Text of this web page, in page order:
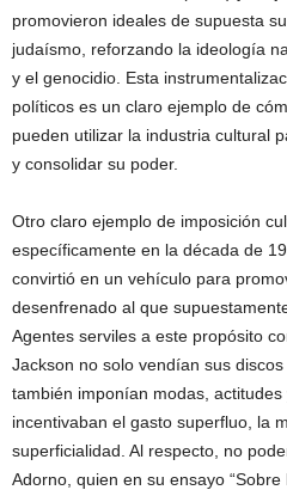
promovieron ideales de supuesta
judaísmo, reforzando la ideología
y el genocidio. Esta
políticos es un claro ejemplo de
pueden utilizar la industria cultural
y consolidar su poder.
Otro claro ejemplo de imposición
específicamente en la década de
convirtió en un vehículo para
desenfrenado al que
Agentes serviles a este propósito
Jackson no solo vendían sus
también imponían modas,
incentivaban el gasto superfluo, la
superficialidad. Al respecto, no
Adorno, quien en su ensayo “Sobre